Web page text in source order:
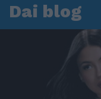
Dai blog